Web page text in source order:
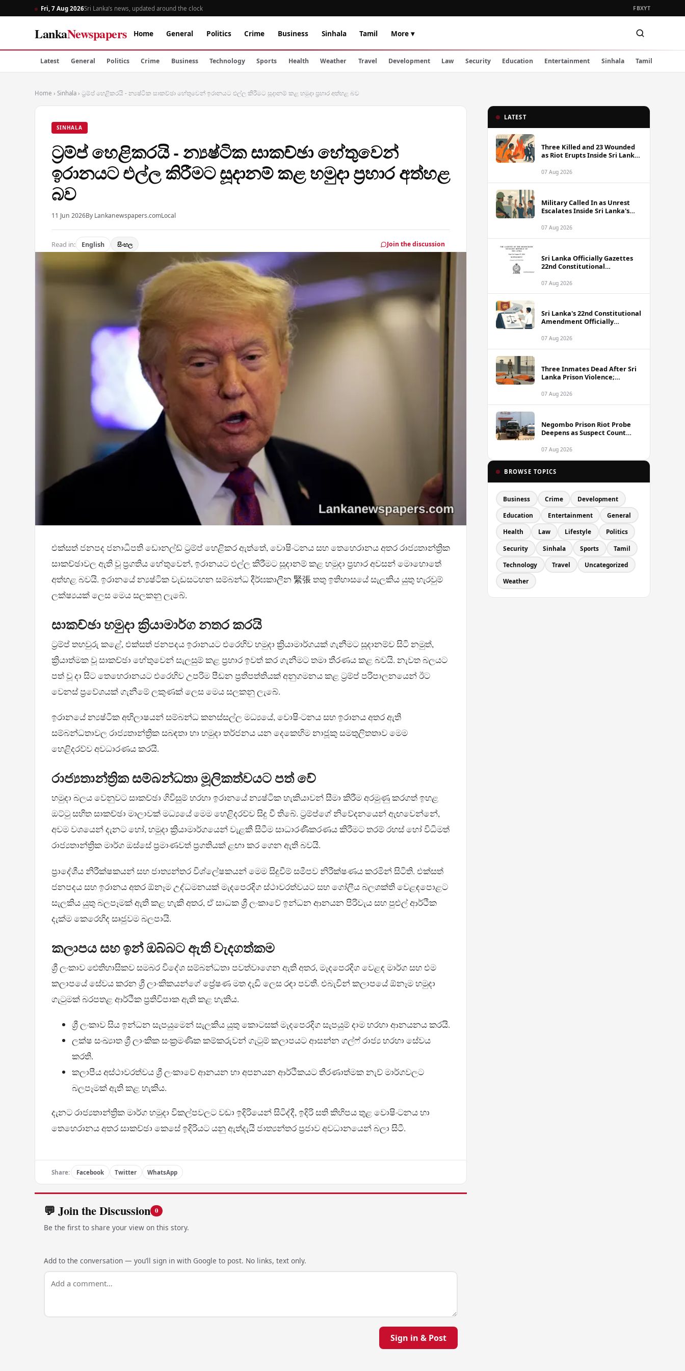
Fri, 7 Aug 2026Sri Lanka’s news, updated around the clock FBXYT
LankaNewspapers Home General Politics Crime Business Sinhala Tamil More ▾
Latest General Politics Crime Business Technology Sports Health Weather Travel Development Law Security Education Entertainment Sinhala Tamil
Home › Sinhala › ට්‍රම්ප් හෙළිකරයි - න්‍යෂ්ටික සාකච්ඡා හේතුවෙන් ඉරානයට එල්ල කිරීමට සූදානම් කළ හමුදා ප්‍රහාර අත්හළ බව
SINHALA
ට්‍රම්ප් හෙළිකරයි - න්‍යෂ්ටික සාකච්ඡා හේතුවෙන්
ඉරානයට එල්ල කිරීමට සූදානම් කළ හමුදා ප්‍රහාර අත්හළ
බව
11 Jun 2026By Lankanewspapers.comLocal
Read in: English සිංහල Join the discussion
එක්සත් ජනපද ජනාධිපති ඩොනල්ඩ් ට්‍රම්ප් හෙළිකර ඇත්තේ, වොෂිංටනය සහ තෙහෙරානය අතර රාජ්‍යතාන්ත්‍රික
සාකච්ඡාවල ඇති වූ ප්‍රගතිය හේතුවෙන්, ඉරානයට එල්ල කිරීමට සූදානම් කළ හමුදා ප්‍රහාර අවසන් මොහොතේ
අත්හළ බවයි. ඉරානයේ න්‍යෂ්ටික වැඩසටහන සම්බන්ධ දීර්ඝකාලීන 緊張 තතු ඉතිහාසයේ සැලකිය යුතු හැරවුම්
ලක්ෂ්‍යයක් ලෙස මෙය සලකනු ලැබේ.
සාකච්ඡා හමුදා ක්‍රියාමාර්ග නතර කරයි
ට්‍රම්ප් තහවුරු කළේ, එක්සත් ජනපදය ඉරානයට එරෙහිව හමුදා ක්‍රියාමාර්ගයක් ගැනීමට සූදානම්ව සිටි නමුත්,
ක්‍රියාත්මක වූ සාකච්ඡා හේතුවෙන් සැලසුම් කළ ප්‍රහාර ඉවත් කර ගැනීමට තමා තීරණය කළ බවයි. නැවත බලයට
පත් වූ දා සිට තෙහෙරානයට එරෙහිව උපරිම පීඩන ප්‍රතිපත්තියක් අනුගමනය කළ ට්‍රම්ප් පරිපාලනයෙන් ඊට
වෙනස් ප්‍රවේශයක් ගැනීමේ ලකුණක් ලෙස මෙය සලකනු ලැබේ.
ඉරානයේ න්‍යෂ්ටික අභිලාෂයන් සම්බන්ධ කනස්සල්ල මධ්‍යයේ, වොෂිංටනය සහ ඉරානය අතර ඇති
සම්බන්ධතාවල රාජ්‍යතාන්ත්‍රික සබඳතා හා හමුදා තර්ජනය යන දෙකෙහිම නාජූකු සමතුලිතතාව මෙම
හෙළිදරව්ව අවධාරණය කරයි.
රාජ්‍යතාන්ත්‍රික සම්බන්ධතා මූලිකත්වයට පත් වේ
හමුදා බලය වෙනුවට සාකච්ඡා ගිවිසුම් හරහා ඉරානයේ න්‍යෂ්ටික හැකියාවන් සීමා කිරීම අරමුණු කරගත් ඉහළ
ඔට්ටු සහිත සාකච්ඡා මාලාවක් මධ්‍යයේ මෙම හෙළිදරව්ව සිදු වී තිබේ. ට්‍රම්ප්ගේ නිවේදනයෙන් ඇඟවෙන්නේ,
අවම වශයෙන් දැනට හෝ, හමුදා ක්‍රියාමාර්ගයෙන් වැළකී සිටීම සාධාරණීකරණය කිරීමට තරම් රහස් හෝ විධිමත්
රාජ්‍යතාන්ත්‍රික මාර්ග ඔස්සේ ප්‍රමාණවත් ප්‍රගතියක් ළඟා කර ගෙන ඇති බවයි.
ප්‍රාදේශීය නිරීක්ෂකයන් සහ ජාත්‍යන්තර විශ්ලේෂකයන් මෙම සිදුවීම් සමීපව නිරීක්ෂණය කරමින් සිටිති. එක්සත්
ජනපදය සහ ඉරානය අතර ඕනෑම උද්ධමනයක් මැදපෙරදිග ස්ථාවරත්වයට සහ ගෝලීය බලශක්ති වෙළඳපොළට
සැලකිය යුතු බලපෑමක් ඇති කළ හැකි අතර, ඒ සාධක ශ්‍රී ලංකාවේ ඉන්ධන ආනයන පිරිවැය සහ පුළුල් ආර්ථික
දැක්ම කෙරෙහිද සෘජුවම බලපායි.
කලාපය සහ ඉන් ඔබ්බට ඇති වැදගත්කම
ශ්‍රී ලංකාව ඓතිහාසිකව සමබර විදේශ සම්බන්ධතා පවත්වාගෙන ඇති අතර, මැදපෙරදිග වෙළඳ මාර්ග සහ එම
කලාපයේ සේවය කරන ශ්‍රී ලාංකිකයන්ගේ ප්‍රේෂණ මත දැඩි ලෙස රඳා පවතී. එබැවින් කලාපයේ ඕනෑම හමුදා
ගැටුමක් බරපතළ ආර්ථික ප්‍රතිවිපාක ඇති කළ හැකිය.
ශ්‍රී ලංකාව සිය ඉන්ධන සැපයුමෙන් සැලකිය යුතු කොටසක් මැදපෙරදිග සැපයුම් දාම හරහා ආනයනය කරයි.
ලක්ෂ සංඛ්‍යාත ශ්‍රී ලාංකික සංක්‍රමණික කම්කරුවන් ගැටුම් කලාපයට ආසන්න ගල්ෆ් රාජ්‍ය හරහා සේවය
කරති.
කලාපීය අස්ථාවරත්වය ශ්‍රී ලංකාවේ ආනයන හා අපනයන ආර්ථිකයට තීරණාත්මක නැව් මාර්ගවලට
බලපෑමක් ඇති කළ හැකිය.
දැනට රාජ්‍යතාන්ත්‍රික මාර්ග හමුදා විකල්පවලට වඩා ඉදිරියෙන් සිටිද්දී, ඉදිරි සති කිහිපය තුළ වොෂිංටනය හා
තෙහෙරානය අතර සාකච්ඡා කෙසේ ඉදිරියට යනු ඇත්දැයි ජාත්‍යන්තර ප්‍රජාව අවධානයෙන් බලා සිටී.
Share: Facebook Twitter WhatsApp
💬 Join the Discussion 0
Be the first to share your view on this story.
Add to the conversation — you’ll sign in with Google to post. No links, text only.
Sign in & Post
LATEST
Three Killed and 23 Wounded
as Riot Erupts Inside Sri Lanka
07 Aug 2026
Military Called In as Unrest
Escalates Inside Sri Lanka's
07 Aug 2026
Sri Lanka Officially Gazettes
22nd Constitutional
07 Aug 2026
Sri Lanka's 22nd Constitutional
Amendment Officially
07 Aug 2026
Three Inmates Dead After Sri
Lanka Prison Violence;
Coordinated Plot
07 Aug 2026
Negombo Prison Riot Probe
Deepens as Suspect Count
07 Aug 2026
BROWSE TOPICS
Business Crime Development
Education Entertainment General
Health Law Lifestyle Politics
Security Sinhala Sports Tamil
Technology Travel Uncategorized
Weather